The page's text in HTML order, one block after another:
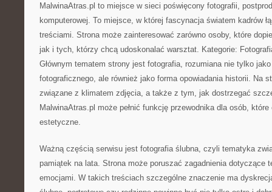
MalwinaAtras.pl to miejsce w sieci poświęcony fotografii,
komputerowej. To miejsce, w której fascynacja światem kadrów
treściami. Strona może zainteresować zarówno osoby, które
jak i tych, którzy chcą udoskonalać warsztat. Kategorie:
Głównym tematem strony jest fotografia, rozumiana nie tylko jako
fotograficznego, ale również jako forma opowiadania historii. Na
związane z klimatem zdjęcia, a także z tym, jak dostrzegać
MalwinaAtras.pl może pełnić funkcję przewodnika dla osób,
estetyczne.
Ważną częścią serwisu jest fotografia ślubna, czyli tematyka
pamiątek na lata. Strona może poruszać zagadnienia dotyczące
emocjami. W takich treściach szczególne znaczenie ma